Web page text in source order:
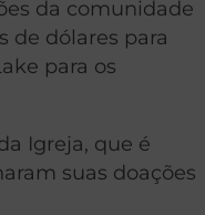
da comunidade
de dólares para
para os
Igreja, que é
suas doações